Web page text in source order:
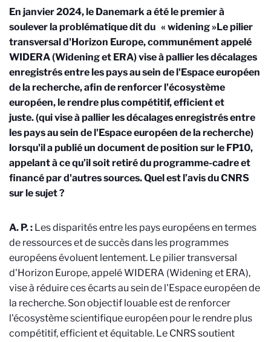
En janvier 2024, le Danemark a été le premier à
soulever la problématique dit du « widening »Le pilier
transversal d'Horizon Europe, communément appelé
WIDERA (Widening et ERA) vise à pallier les décalages
enregistrés entre les pays au sein de l'Espace européen
de la recherche, afin de renforcer l'écosystème
européen, le rendre plus compétitif, efficient et
juste.(qui vise àpallier les décalages enregistrés entre
les pays au sein de l'Espace européen de la recherche)
lorsqu'il a publié un document de position sur le FP10,
appelant à ce qu’il soit retiré du programme-cadre et
financé par d'autres sources. Quel est l’avis du CNRS
sur le sujet ?
A. P. : Les disparités entre les pays européens en termes
de ressources et de succès dans les programmes
européens évoluent lentement. Le pilier transversal
d'Horizon Europe, appelé WIDERA (Widening et ERA),
vise à réduire ces écarts au sein de l'Espace européen de
la recherche. Son objectif louableest de renforcer
l'écosystème scientifique européen pour le rendre plus
compétitif, efficient et équitable. Le CNRS soutient